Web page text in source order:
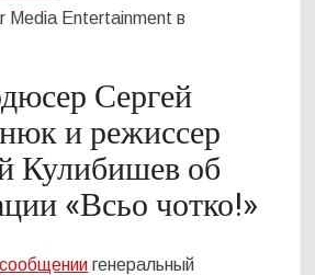
Media Entertainment в
Сергей
и режиссер
Кулибишев об
«Всьо чотко!»
генеральный